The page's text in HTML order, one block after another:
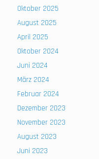
Oktober 2025
August 2025
April 2025
Oktober 2024
Juni 2024
März 2024
Februar 2024
Dezember 2023
November 2023
August 2023
Juni 2023